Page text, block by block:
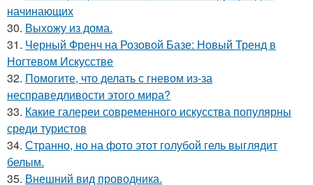
начинающих
30. Выхожу из дома.
31. Черный Френч на Розовой Базе: Новый Тренд в
Ногтевом Искусстве
32. Помогите, что делать с гневом из-за
несправедливости этого мира?
33. Какие галереи современного искусства популярны
среди туристов
34. Странно, но на фото этот голубой гель выглядит
белым.
35. Внешний вид проводника.